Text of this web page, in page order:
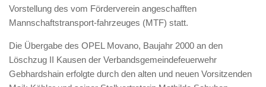
Vorstellung des vom Förderverein angeschafften
Mannschaftstransport-fahrzeuges (MTF) statt.
Die Übergabe des OPEL Movano, Baujahr 2000 an den
Löschzug II Kausen der Verbandsgemeindefeuerwehr
Gebhardshain erfolgte durch den alten und neuen Vorsitzenden